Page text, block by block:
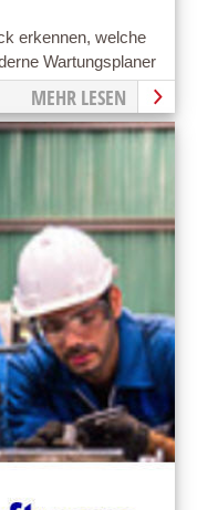
erkennen, welche
Wartungsplaner
MEHR LESEN